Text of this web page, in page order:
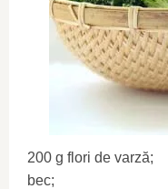
200 g flori de varză;
bec;